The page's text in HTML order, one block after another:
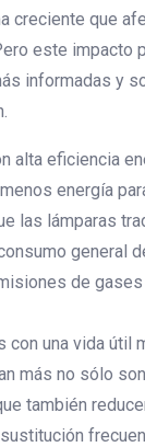
creciente que
este impacto
informadas y
alta eficiencia
energía
las lámparas
general
de
con una vida útil
más no sólo
también